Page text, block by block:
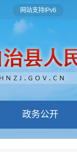
网站支持IPv6
政务公开